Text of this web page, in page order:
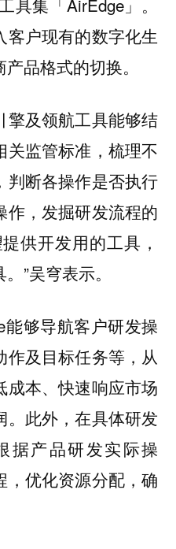
具集「AirEdge」。
客户现有的数字化生
品格式的切换。
擎及领航工具能够结
关监管标准，梳理不
判断各操作是否执行
作，发掘研发流程的
供开发用的工具，
”吴穹表示。
够导航客户研发操
及目标任务等，从
成本、快速响应市场
。此外，在具体研发
据产品研发实际操
，优化资源分配，确